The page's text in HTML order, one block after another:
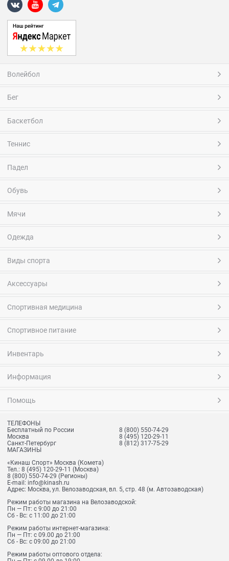
Волейбол
Бег
Баскетбол
Теннис
Падел
Обувь
Мячи
Одежда
Виды спорта
Аксессуары
Спортивная медицина
Спортивное питание
Инвентарь
Информация
Помощь
ТЕЛЕФОНЫ
Бесплатный по России
8 (800) 550-74-29
Москва
8 (495) 120-29-11
Санкт-Петербург
8 (812) 317-75-29
МАГАЗИНЫ
«Кинаш Спорт» Москва (Комета)
Тел.: 8 (495) 120-29-11 (Москва)
8 (800) 550-74-29 (Регионы)
E-mail: info@kinash.ru
Адрес: Москва, ул. Велозаводская, вл. 5, стр. 48 (м. Автозаводская)
Режим работы магазина на Велозаводской:
Пн — Пт: с 9:00 до 21:00
Сб - Вс: с 11:00 до 21:00
Режим работы интернет-магазина:
Пн — Пт: с 09.00 до 21:00
Сб - Вс: с 09:00 до 21:00
Режим работы оптового отдела: